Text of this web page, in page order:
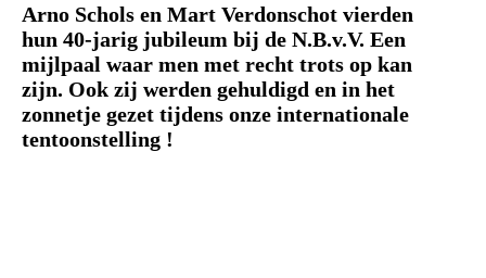
Arno Schols en Mart Verdonschot vierden
hun 40-jarig jubileum bij de N.B.v.V. Een
mijlpaal waar men met recht trots op kan
zijn. Ook zij werden gehuldigd en in het
zonnetje gezet tijdens onze internationale
tentoonstelling !